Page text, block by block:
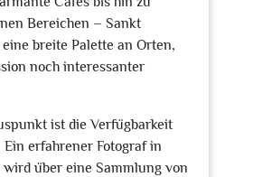
Bereichen – Sankt
breite Palette an Orten,
noch interessanter
ist die Verfügbarkeit
erfahrener Fotograf in
über eine Sammlung von